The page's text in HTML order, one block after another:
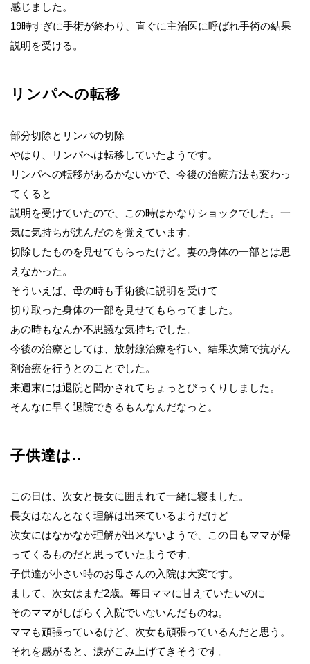
感じました。
19時すぎに手術が終わり、直ぐに主治医に呼ばれ手術の結果
説明を受ける。
リンパへの転移
部分切除とリンパの切除
やはり、リンパへは転移していたようです。
リンパへの転移があるかないかで、今後の治療方法も変わっ
てくると
説明を受けていたので、この時はかなりショックでした。一
気に気持ちが沈んだのを覚えています。
切除したものを見せてもらったけど。妻の身体の一部とは思
えなかった。
そういえば、母の時も手術後に説明を受けて
切り取った身体の一部を見せてもらってました。
あの時もなんか不思議な気持ちでした。
今後の治療としては、放射線治療を行い、結果次第で抗がん
剤治療を行うとのことでした。
来週末には退院と聞かされてちょっとびっくりしました。
そんなに早く退院できるもんなんだなっと。
子供達は..
この日は、次女と長女に囲まれて一緒に寝ました。
長女はなんとなく理解は出来ているようだけど
次女にはなかなか理解が出来ないようで、この日もママが帰
ってくるものだと思っていたようです。
子供達が小さい時のお母さんの入院は大変です。
まして、次女はまだ2歳。毎日ママに甘えていたいのに
そのママがしばらく入院でいないんだものね。
ママも頑張っているけど、次女も頑張っているんだと思う。
それを感がると、涙がこみ上げてきそうです。